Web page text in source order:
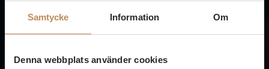
Samtycke Information Om
Denna webbplats använder cookies